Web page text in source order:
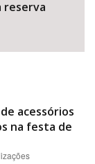
reserva
acessórios
na festa de